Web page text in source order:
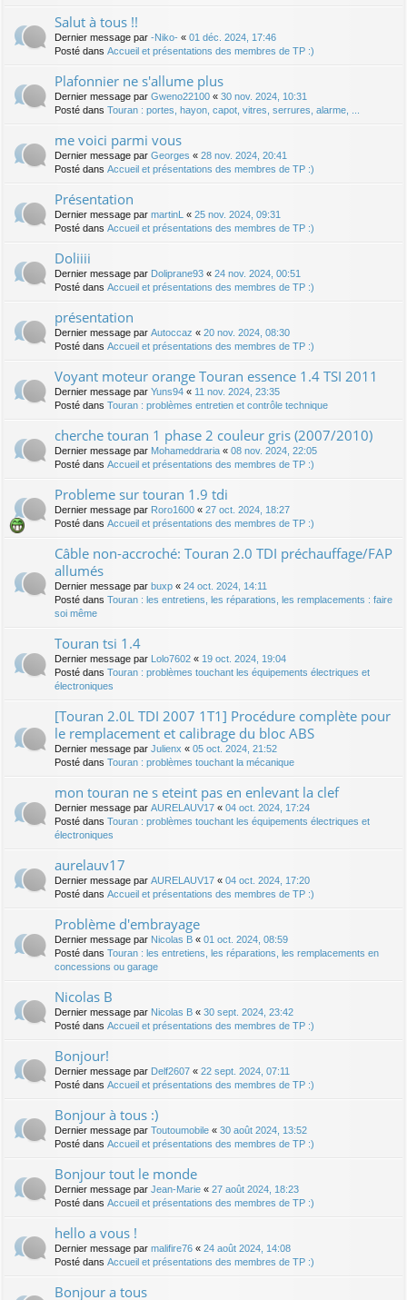
Salut à tous !!
Dernier message par -Niko- « 01 déc. 2024, 17:46
Posté dans Accueil et présentations des membres de TP :)
Plafonnier ne s'allume plus
Dernier message par Gweno22100 « 30 nov. 2024, 10:31
Posté dans Touran : portes, hayon, capot, vitres, serrures, alarme, ...
me voici parmi vous
Dernier message par Georges « 28 nov. 2024, 20:41
Posté dans Accueil et présentations des membres de TP :)
Présentation
Dernier message par martinL « 25 nov. 2024, 09:31
Posté dans Accueil et présentations des membres de TP :)
Doliiii
Dernier message par Doliprane93 « 24 nov. 2024, 00:51
Posté dans Accueil et présentations des membres de TP :)
présentation
Dernier message par Autoccaz « 20 nov. 2024, 08:30
Posté dans Accueil et présentations des membres de TP :)
Voyant moteur orange Touran essence 1.4 TSI 2011
Dernier message par Yuns94 « 11 nov. 2024, 23:35
Posté dans Touran : problèmes entretien et contrôle technique
cherche touran 1 phase 2 couleur gris (2007/2010)
Dernier message par Mohameddraria « 08 nov. 2024, 22:05
Posté dans Accueil et présentations des membres de TP :)
Probleme sur touran 1.9 tdi
Dernier message par Roro1600 « 27 oct. 2024, 18:27
Posté dans Accueil et présentations des membres de TP :)
Câble non-accroché: Touran 2.0 TDI préchauffage/FAP
allumés
Dernier message par buxp « 24 oct. 2024, 14:11
Posté dans Touran : les entretiens, les réparations, les remplacements : faire
soi même
Touran tsi 1.4
Dernier message par Lolo7602 « 19 oct. 2024, 19:04
Posté dans Touran : problèmes touchant les équipements électriques et
électroniques
[Touran 2.0L TDI 2007 1T1] Procédure complète pour
le remplacement et calibrage du bloc ABS
Dernier message par Julienx « 05 oct. 2024, 21:52
Posté dans Touran : problèmes touchant la mécanique
mon touran ne s eteint pas en enlevant la clef
Dernier message par AURELAUV17 « 04 oct. 2024, 17:24
Posté dans Touran : problèmes touchant les équipements électriques et
électroniques
aurelauv17
Dernier message par AURELAUV17 « 04 oct. 2024, 17:20
Posté dans Accueil et présentations des membres de TP :)
Problème d'embrayage
Dernier message par Nicolas B « 01 oct. 2024, 08:59
Posté dans Touran : les entretiens, les réparations, les remplacements en
concessions ou garage
Nicolas B
Dernier message par Nicolas B « 30 sept. 2024, 23:42
Posté dans Accueil et présentations des membres de TP :)
Bonjour!
Dernier message par Delf2607 « 22 sept. 2024, 07:11
Posté dans Accueil et présentations des membres de TP :)
Bonjour à tous :)
Dernier message par Toutoumobile « 30 août 2024, 13:52
Posté dans Accueil et présentations des membres de TP :)
Bonjour tout le monde
Dernier message par Jean-Marie « 27 août 2024, 18:23
Posté dans Accueil et présentations des membres de TP :)
hello a vous !
Dernier message par malifire76 « 24 août 2024, 14:08
Posté dans Accueil et présentations des membres de TP :)
Bonjour a tous